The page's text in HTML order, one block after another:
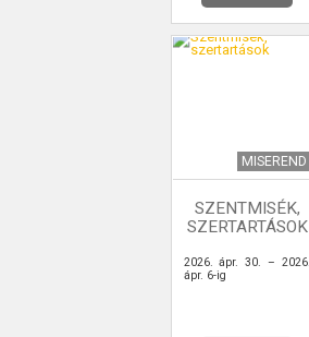
MISEREND
SZENTMISÉK,
SZERTARTÁSOK
2026. ápr. 30. – 2026.
ápr. 6-ig